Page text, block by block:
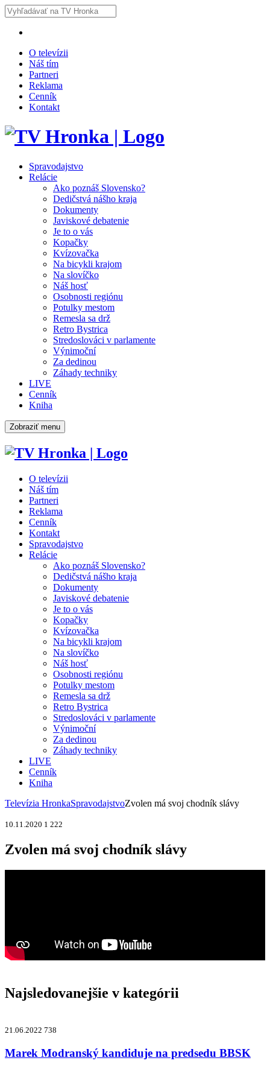
O televízii
Náš tím
Partneri
Reklama
Cenník
Kontakt
Spravodajstvo
Relácie
Ako poznáš Slovensko?
Dedičstvá nášho kraja
Dokumenty
Javiskové debatenie
Je to o vás
Kopačky
Kvízovačka
Na bicykli krajom
Na slovíčko
Náš hosť
Osobnosti regiónu
Potulky mestom
Remesla sa drž
Retro Bystrica
Stredoslováci v parlamente
Výnimoční
Za dedinou
Záhady techniky
LIVE
Cenník
Kniha
Zobraziť menu
O televízii
Náš tím
Partneri
Reklama
Cenník
Kontakt
Spravodajstvo
Relácie
Ako poznáš Slovensko?
Dedičstvá nášho kraja
Dokumenty
Javiskové debatenie
Je to o vás
Kopačky
Kvízovačka
Na bicykli krajom
Na slovíčko
Náš hosť
Osobnosti regiónu
Potulky mestom
Remesla sa drž
Retro Bystrica
Stredoslováci v parlamente
Výnimoční
Za dedinou
Záhady techniky
LIVE
Cenník
Kniha
Televízia HronkaSpravodajstvoZvolen má svoj chodník slávy
10.11.2020 1 222
Zvolen má svoj chodník slávy
Najsledovanejšie v kategórii
21.06.2022 738
Marek Modranský kandiduje na predsedu BBSK